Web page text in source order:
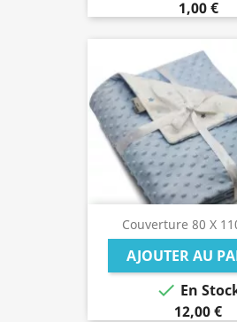
1,00 €
Couverture 80 X
AJOUTER AU
 En
12,00 €